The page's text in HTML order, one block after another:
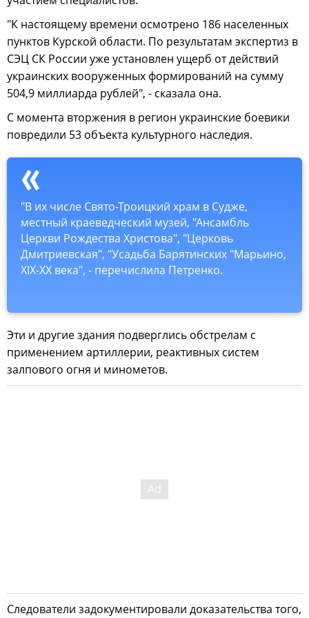
"К настоящему времени осмотрено 186 населенных
пунктов Курской области. По результатам экспертиз в
СЭЦ СК России уже установлен ущерб от действий
украинских вооруженных формирований на сумму
504,9 миллиарда рублей", - сказала она.
С момента вторжения в регион украинские боевики
повредили 53 объекта культурного наследия.
"В их числе Свято-Троицкий храм в Судже,
местный краеведческий музей, "Ансамбль
Церкви Рождества Христова", "Церковь
Дмитриевская", "Усадьба Барятинских "Марьино,
XIX-XX века", - перечислила Петренко.
Эти и другие здания подверглись обстрелам с
применением артиллерии, реактивных систем
залпового огня и минометов.
Следователи задокументировали доказательства того,